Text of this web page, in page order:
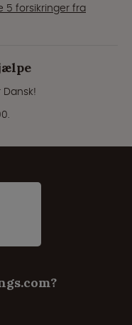
5 forsikringer fra